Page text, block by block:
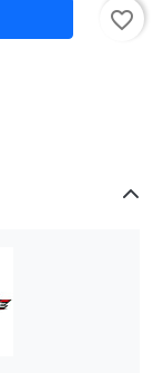
favorite_border